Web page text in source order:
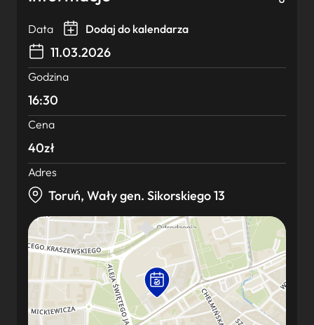
Data Dodaj do kalendarza
11.03.2026
Godzina
16:30
Cena
40zł
Adres
Toruń, Wały gen. Sikorskiego 13